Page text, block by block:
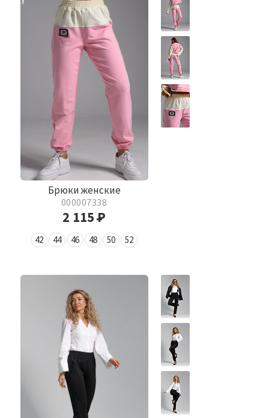
Брюки женские
000007338
2 115Р
42 44 46 48 50 52